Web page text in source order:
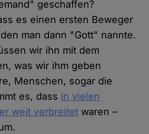
geschaffen?
es einen ersten Beweger
man dann "Gott" nannte.
wir ihn mit dem
was wir ihm geben
Menschen, sogar die
es, dass in vielen
weit verbreitet waren –